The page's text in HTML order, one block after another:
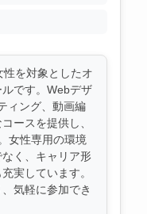
を対象としたオ
です。Webデザ
ィング、動画編
ースを提供し、
女性専用の環境
く、キャリア形
実しています。
気軽に参加でき